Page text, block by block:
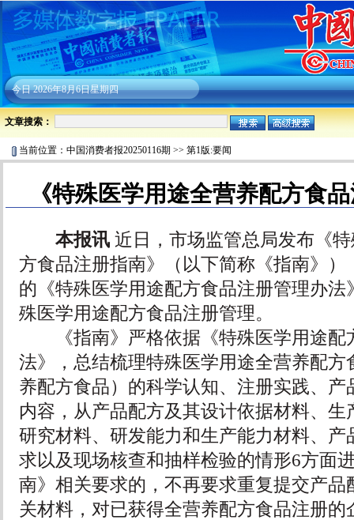
今日2026年8月6日星期四
文章搜索：
当前位置： 中国消费者报20250116期 >> 第1版:要闻
《特殊医学用途全营养配方食
本报讯近日，市场监管总局发布《
方食品注册指南》（以下简称《指南》）
的《特殊医学用途配方食品注册管理办法
殊医学用途配方食品注册管理。
《指南》严格依据《特殊医学用途配
法》，总结梳理特殊医学用途全营养配方
养配方食品）的科学认知、注册实践、产
内容，从产品配方及其设计依据材料、生
研究材料、研发能力和生产能力材料、产
求以及现场核查和抽样检验的情形6方面
南》相关要求的，不再要求重复提交产品
关材料，对已获得全营养配方食品注册的